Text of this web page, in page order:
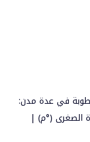
في عدة مدن:
الصغرى (°م) |